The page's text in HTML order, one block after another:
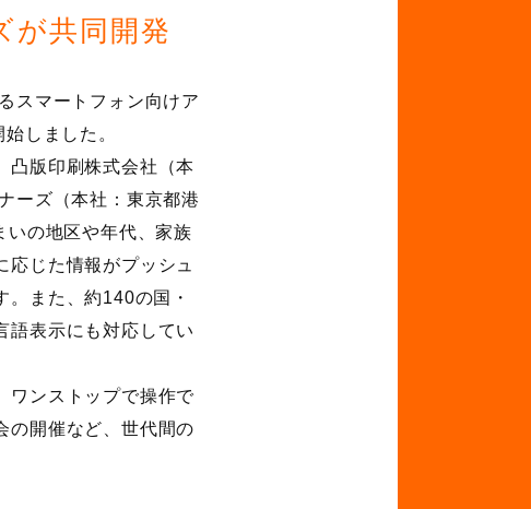
が共同開発
スマートフォン向けア
しました。
凸版印刷株式会社（本
ーズ（本社：東京都港
いの地区や年代、家族
じた情報がプッシュ
また、約140の国・
語表示にも対応してい
ワンストップで操作で
の開催など、世代間の